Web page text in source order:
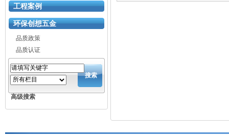
工程案例
环保创想五金
品质政策
品质认证
搜索
高级搜索